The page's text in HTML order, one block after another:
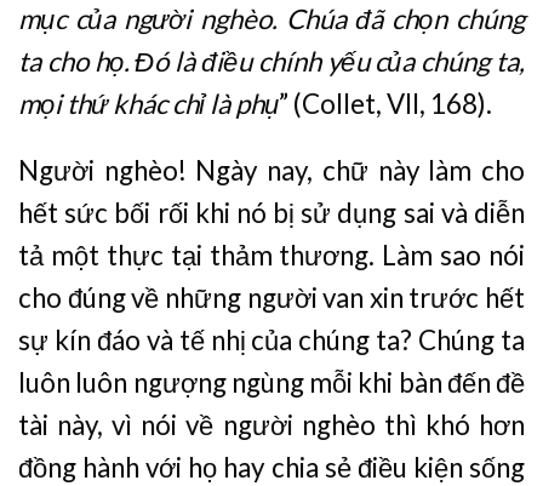
mục của người nghèo. Chúa đã chọn chúng
ta cho họ. Đó là điều chính yếu của chúng ta,
mọi thứ khác chỉ là phụ” (Collet, VII, 168).
Người nghèo! Ngày nay, chữ này làm cho
hết sức bối rối khi nó bị sử dụng sai và diễn
tả một thực tại thảm thương. Làm sao nói
cho đúng về những người van xin trước hết
sự kín đáo và tế nhị của chúng ta? Chúng ta
luôn luôn ngượng ngùng mỗi khi bàn đến đề
tài này, vì nói về người nghèo thì khó hơn
đồng hành với họ hay chia sẻ điều kiện sống